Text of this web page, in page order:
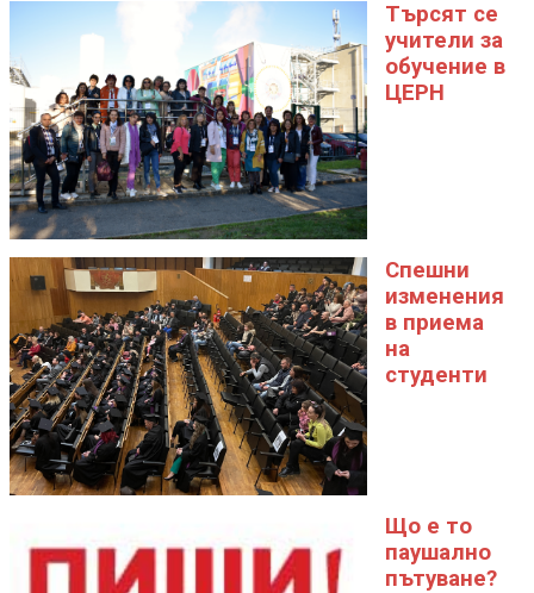
Търсят се
учители за
обучение в
ЦЕРН
Спешни
изменения
в приема
на
студенти
Що е то
паушално
пътуване?